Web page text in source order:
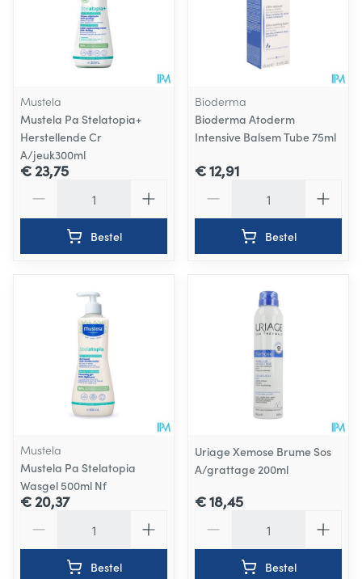
Mustela
Mustela Pa Stelatopia+
Herstellende Cr
A/jeuk300ml
€ 23,75
Bestel
Bioderma
Bioderma Atoderm
Intensive Balsem Tube 75ml
€ 12,91
Bestel
Mustela
Mustela Pa Stelatopia
Wasgel 500ml Nf
€ 20,37
Bestel
Uriage Xemose Brume Sos
A/grattage 200ml
€ 18,45
Bestel